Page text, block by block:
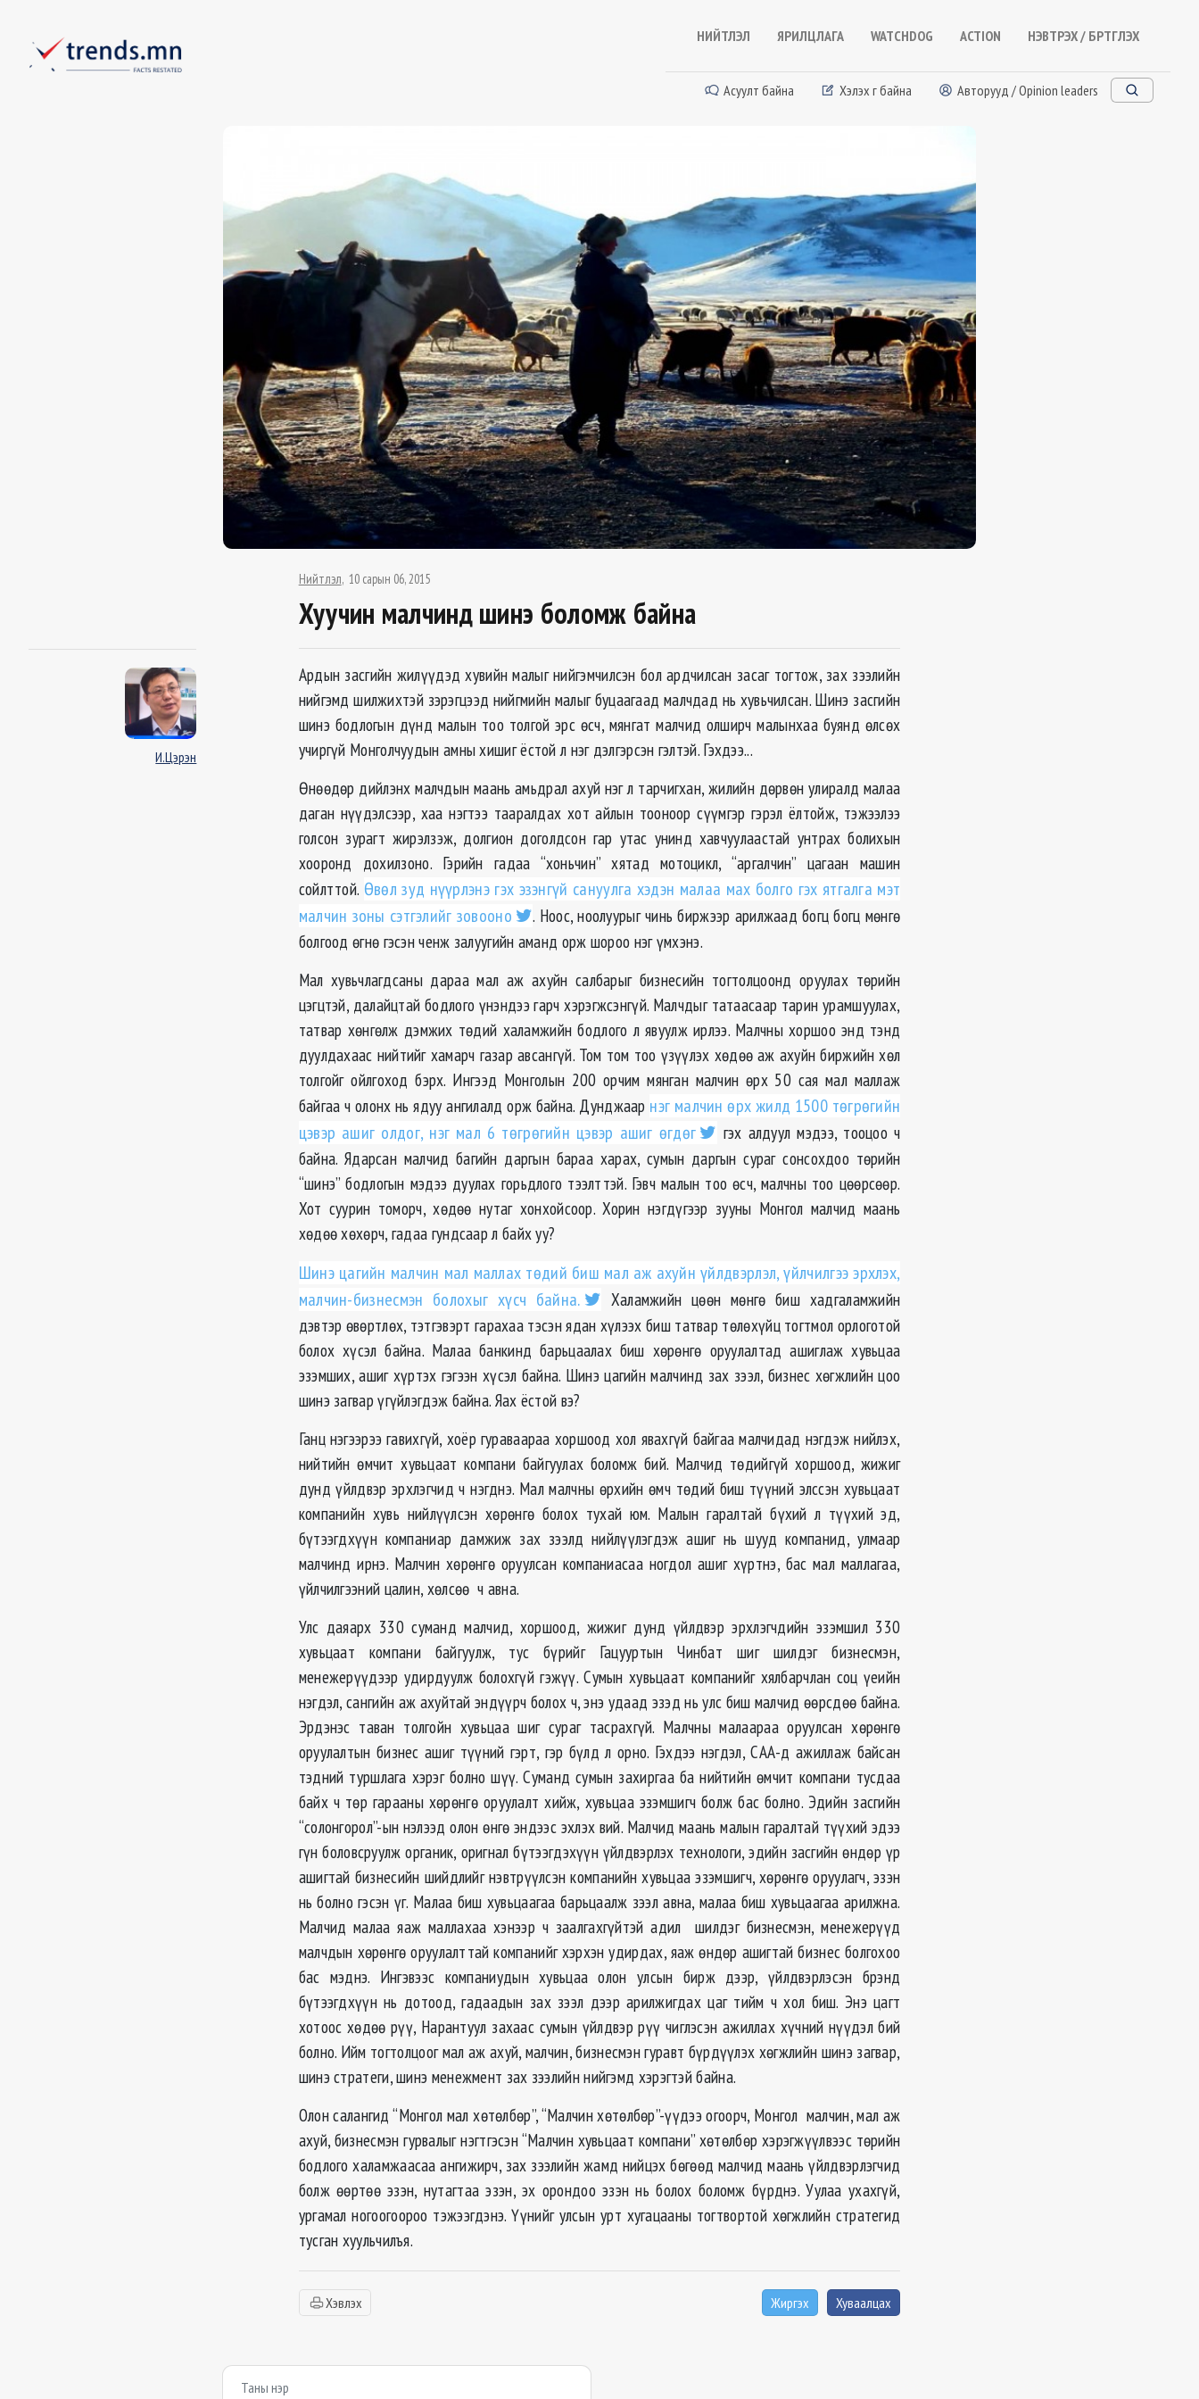
НИЙТЛЭЛ ЯРИЛЦЛАГА WATCHDOG ACTION НЭВТРЭХ / БҮРТГҮҮЛЭХ
Асуулт байна Хэлэх үг байна Авторууд / Opinion leaders
Нийтлэл 10 сарын 06, 2015
Хуучин малчинд шинэ боломж байна
И.Цэрэн
Ардын засгийн жилүүдэд хувийн малыг нийгэмчилсэн бол ардчилсан засаг тогтож, зах зээлийн
нийгэмд шилжихтэй зэрэгцээд нийгмийн малыг буцаагаад малчдад нь хувьчилсан. Шинэ засгийн
шинэ бодлогын дүнд малын тоо толгой эрс өсч, мянгат малчид олширч малынхаа буянд өлсөх
учиргүй Монголчуудын амны хишиг ёстой л нэг дэлгэрсэн гэлтэй. Гэхдээ...
Өнөөдөр дийлэнх малчдын маань амьдрал ахуй нэг л тарчигхан, жилийн дөрвөн улиралд малаа
даган нүүдэлсээр, хаа нэгтээ тааралдах хот айлын тооноор сүүмгэр гэрэл ёлтойж, тэжээлээ
голсон зурагт жирэлзэж, долгион доголдсон гар утас унинд хавчуулаастай унтрах болихын
хооронд дохилзоно. Гэрийн гадаа “хоньчин” хятад мотоцикл, “аргалчин” цагаан машин
сойлттой. Өвөл зуд нүүрлэнэ гэх эзэнгүй сануулга хэдэн малаа мах болго гэх ятгалга мэт
малчин зоны сэтгэлийг зовооно
. Ноос, ноолуурыг чинь биржээр арилжаад богц богц мөнгө
болгоод өгнө гэсэн ченж залуугийн аманд орж шороо нэг үмхэнэ.
Мал хувьчлагдсаны дараа мал аж ахуйн салбарыг бизнесийн тогтолцоонд оруулах төрийн
цэгцтэй, далайцтай бодлого үнэндээ гарч хэрэгжсэнгүй. Малчдыг татаасаар тарин урамшуулах,
татвар хөнгөлж дэмжих төдий халамжийн бодлого л явуулж ирлээ. Малчны хоршоо энд тэнд
дуулдахаас нийтийг хамарч газар авсангүй. Том том тоо үзүүлэх хөдөө аж ахуйн биржийн хөл
толгойг ойлгоход бэрх. Ингээд Монголын 200 орчим мянган малчин өрх 50 сая мал маллаж
байгаа ч олонх нь ядуу ангилалд орж байна. Дунджаар нэг малчин өрх жилд 1500 төгрөгийн
цэвэр ашиг олдог, нэг мал 6 төгрөгийн цэвэр ашиг өгдөг
гэх алдуул мэдээ, тооцоо ч
байна. Ядарсан малчид багийн даргын бараа харах, сумын даргын сураг сонсохдоо төрийн
“шинэ” бодлогын мэдээ дуулах горьдлого тээлттэй. Гэвч малын тоо өсч, малчны тоо цөөрсөөр.
Хот суурин томорч, хөдөө нутаг хонхойсоор. Хорин нэгдүгээр зууны Монгол малчид маань
хөдөө хөхөрч, гадаа гундсаар л байх уу?
Шинэ цагийн малчин мал маллах төдий биш мал аж ахуйн үйлдвэрлэл, үйлчилгээ эрхлэх,
малчин-бизнесмэн болохыг хүсч байна.
Халамжийн цөөн мөнгө биш хадгаламжийн
дэвтэр өвөртлөх, тэтгэвэрт гарахаа тэсэн ядан хүлээх биш татвар төлөхүйц тогтмол орлоготой
болох хүсэл байна. Малаа банкинд барьцаалах биш хөрөнгө оруулалтад ашиглаж хувьцаа
эзэмших, ашиг хүртэх гэгээн хүсэл байна. Шинэ цагийн малчинд зах зээл, бизнес хөгжлийн цоо
шинэ загвар үгүйлэгдэж байна. Яах ёстой вэ?
Ганц нэгээрээ гавихгүй, хоёр гураваараа хоршоод хол явахгүй байгаа малчидад нэгдэж нийлэх,
нийтийн өмчит хувьцаат компани байгуулах боломж бий. Малчид төдийгүй хоршоод, жижиг
дунд үйлдвэр эрхлэгчид ч нэгднэ. Мал малчны өрхийн өмч төдий биш түүний элссэн хувьцаат
компанийн хувь нийлүүлсэн хөрөнгө болох тухай юм. Малын гаралтай бүхий л түүхий эд,
бүтээгдхүүн компаниар дамжиж зах зээлд нийлүүлэгдэж ашиг нь шууд компанид, улмаар
малчинд ирнэ. Малчин хөрөнгө оруулсан компаниасаа ногдол ашиг хүртнэ, бас мал маллагаа,
үйлчилгээний цалин, хөлсөө ч авна.
Улс даяарх 330 суманд малчид, хоршоод, жижиг дунд үйлдвэр эрхлэгчдийн эзэмшил 330
хувьцаат компани байгуулж, тус бүрийг Гацууртын Чинбат шиг шилдэг бизнесмэн,
менежерүүдээр удирдуулж болохгүй гэжүү. Сумын хувьцаат компанийг хялбарчлан соц үеийн
нэгдэл, сангийн аж ахуйтай эндүүрч болох ч, энэ удаад эзэд нь улс биш малчид өөрсдөө байна.
Эрдэнэс таван толгойн хувьцаа шиг сураг тасрахгүй. Малчны малаараа оруулсан хөрөнгө
оруулалтын бизнес ашиг түүний гэрт, гэр бүлд л орно. Гэхдээ нэгдэл, САА-д ажиллаж байсан
тэдний туршлага хэрэг болно шүү. Суманд сумын захиргаа ба нийтийн өмчит компани тусдаа
байх ч төр гарааны хөрөнгө оруулалт хийж, хувьцаа эзэмшигч болж бас болно. Эдийн засгийн
“солонгорол”-ын нэлээд олон өнгө эндээс эхлэх вий. Малчид маань малын гаралтай түүхий эдээ
гүн боловсруулж органик, оригнал бүтээгдэхүүн үйлдвэрлэх технологи, эдийн засгийн өндөр үр
ашигтай бизнесийн шийдлийг нэвтрүүлсэн компанийн хувьцаа эзэмшигч, хөрөнгө оруулагч, эзэн
нь болно гэсэн үг. Малаа биш хувьцаагаа барьцаалж зээл авна, малаа биш хувьцаагаа арилжна.
Малчид малаа яаж маллахаа хэнээр ч заалгахгүйтэй адил шилдэг бизнесмэн, менежерүүд
малчдын хөрөнгө оруулалттай компанийг хэрхэн удирдах, яаж өндөр ашигтай бизнес болгохоо
бас мэднэ. Ингэвээс компаниудын хувьцаа олон улсын бирж дээр, үйлдвэрлэсэн брэнд
бүтээгдхүүн нь дотоод, гадаадын зах зээл дээр арилжигдах цаг тийм ч хол биш. Энэ цагт
хотоос хөдөө рүү, Нарантуул захаас сумын үйлдвэр рүү чиглэсэн ажиллах хүчний нүүдэл бий
болно. Ийм тогтолцоог мал аж ахуй, малчин, бизнесмэн гуравт бүрдүүлэх хөгжлийн шинэ загвар,
шинэ стратеги, шинэ менежмент зах зээлийн нийгэмд хэрэгтэй байна.
Олон салангид “Монгол мал хөтөлбөр”, “Малчин хөтөлбөр”-үүдээ огоорч, Монгол малчин, мал аж
ахуй, бизнесмэн гурвалыг нэгтгэсэн “Малчин хувьцаат компани” хөтөлбөр хэрэгжүүлвээс төрийн
бодлого халамжаасаа ангижирч, зах зээлийн жамд нийцэх бөгөөд малчид маань үйлдвэрлэгчид
болж өөртөө эзэн, нутагтаа эзэн, эх орондоо эзэн нь болох боломж бүрднэ. Уулаа ухахгүй,
ургамал ногоогоороо тэжээгдэнэ. Үүнийг улсын урт хугацааны тогтвортой хөгжлийн стратегид
тусган хуульчилъя.
Хэвлэх Жиргэх Хуваалцах
Сэтгэгдэл бичих